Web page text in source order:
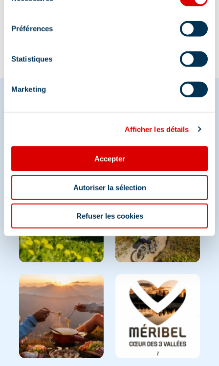
Préférences
Statistiques
Marketing
Afficher les détails
Accepter
Autoriser la sélection
Refuser les cookies
Partagez vos moments à
Et retrouvez-nous sur les réseaux sociaux